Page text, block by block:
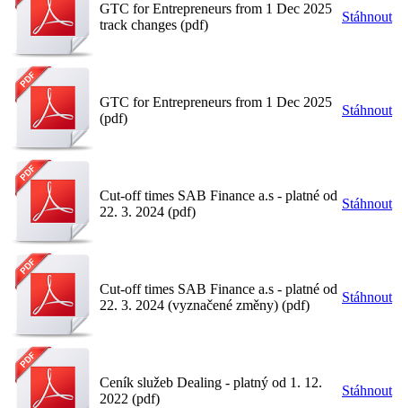
GTC for Entrepreneurs from 1 Dec 2025
track changes (pdf)
Stáhnout
GTC for Entrepreneurs from 1 Dec 2025
(pdf)
Stáhnout
Cut-off times SAB Finance a.s - platné od
22. 3. 2024 (pdf)
Stáhnout
Cut-off times SAB Finance a.s - platné od
22. 3. 2024 (vyznačené změny) (pdf)
Stáhnout
Ceník služeb Dealing - platný od 1. 12.
2022 (pdf)
Stáhnout